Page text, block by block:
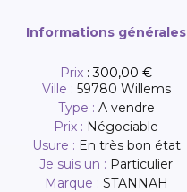
Informations générales
Prix :300,00 €
Ville : 59780 Willems
Type : A vendre
Prix : Négociable
Usure : En très bon état
Je suis un : Particulier
Marque : STANNAH